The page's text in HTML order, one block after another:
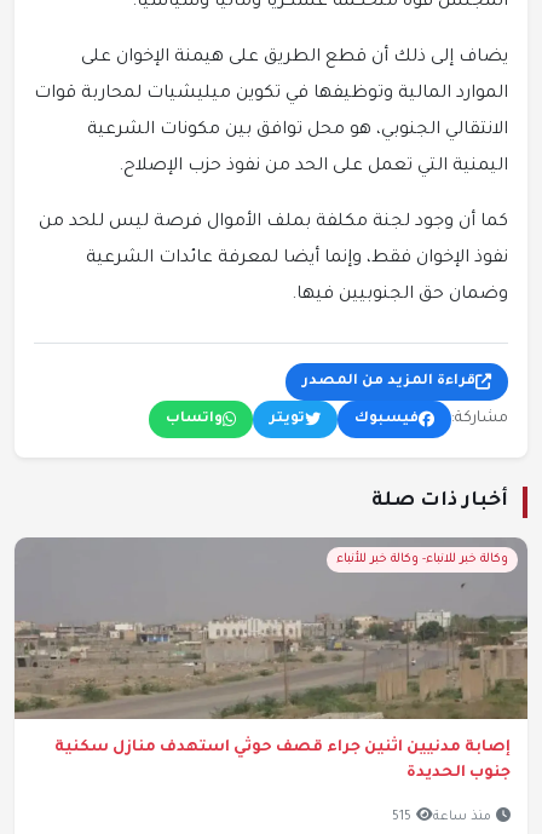
يضاف إلى ذلك أن قطع الطريق على هيمنة الإخوان على
الموارد المالية وتوظيفها في تكوين ميليشيات لمحاربة قوات
الانتقالي الجنوبي، هو محل توافق بين مكونات الشرعية
اليمنية التي تعمل على الحد من نفوذ حزب الإصلاح.
كما أن وجود لجنة مكلفة بملف الأموال فرصة ليس للحد من
نفوذ الإخوان فقط، وإنما أيضا لمعرفة عائدات الشرعية
وضمان حق الجنوبيين فيها.
قراءة المزيد من المصدر
مشاركة: فيسبوك تويتر واتساب
أخبار ذات صلة
وكالة خبر للانباء- وكالة خبر للأنباء
إصابة مدنيين اثنين جراء قصف حوثي استهدف منازل سكنية
جنوب الحديدة
منذ ساعة 515